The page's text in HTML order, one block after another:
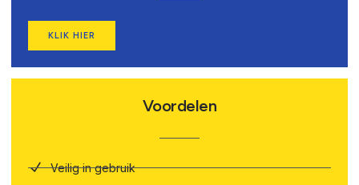
KLIK HIER
Voordelen
Veilig in gebruik